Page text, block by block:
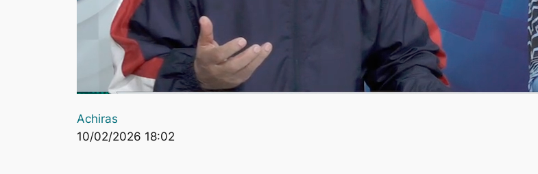
Achiras
10/02/2026 18:02